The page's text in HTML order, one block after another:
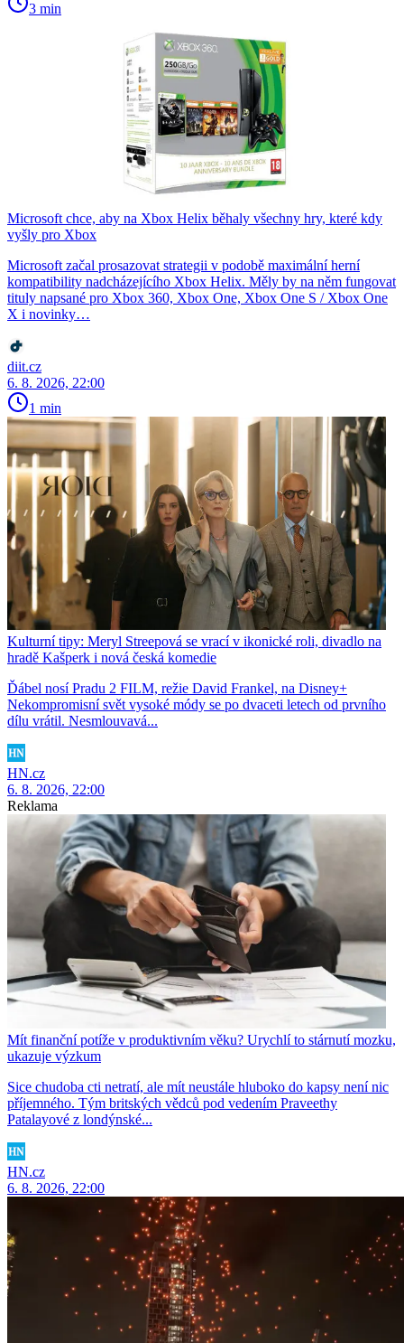
3 min
Microsoft chce, aby na Xbox Helix běhaly všechny hry, které kdy
vyšly pro Xbox
Microsoft začal prosazovat strategii v podobě maximální herní
kompatibility nadcházejícího Xbox Helix. Měly by na něm fungovat
tituly napsané pro Xbox 360, Xbox One, Xbox One S / Xbox One
X i novinky…
diit.cz
6. 8. 2026, 22:00
1 min
Kulturní tipy: Meryl Streepová se vrací v ikonické roli, divadlo na
hradě Kašperk i nová česká komedie
Ďábel nosí Pradu 2 FILM, režie David Frankel, na Disney+
Nekompromisní svět vysoké módy se po dvaceti letech od prvního
dílu vrátil. Nesmlouvavá...
HN.cz
6. 8. 2026, 22:00
Reklama
Mít finanční potíže v produktivním věku? Urychlí to stárnutí mozku,
ukazuje výzkum
Sice chudoba cti netratí, ale mít neustále hluboko do kapsy není nic
příjemného. Tým britských vědců pod vedením Praveethy
Patalayové z londýnské...
HN.cz
6. 8. 2026, 22:00